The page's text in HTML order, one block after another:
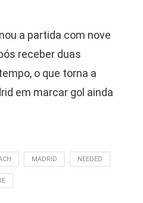
a partida com nove
receber duas
o que torna a
em marcar gol ainda
MADRID NEEDED